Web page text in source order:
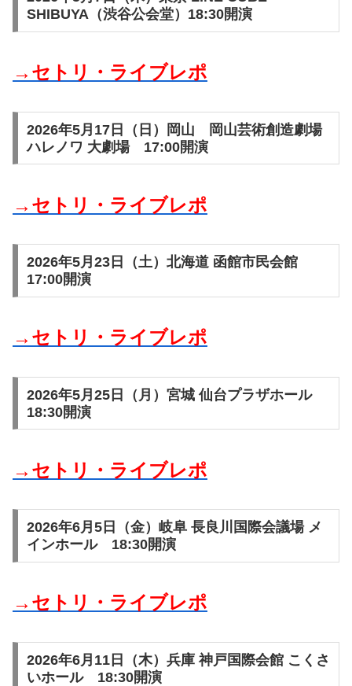
SHIBUYA（渋谷公会堂）18:30開演
→セトリ・ライブレポ
2026年5月17日（日）岡山 岡山芸術創造劇場
ハレノワ 大劇場 17:00開演
→セトリ・ライブレポ
2026年5月23日（土）北海道 函館市民会館
17:00開演
→セトリ・ライブレポ
2026年5月25日（月）宮城 仙台プラザホール
18:30開演
→セトリ・ライブレポ
2026年6月5日（金）岐阜 長良川国際会議場 メ
インホール 18:30開演
→セトリ・ライブレポ
2026年6月11日（木）兵庫 神戸国際会館 こくさ
いホール 18:30開演